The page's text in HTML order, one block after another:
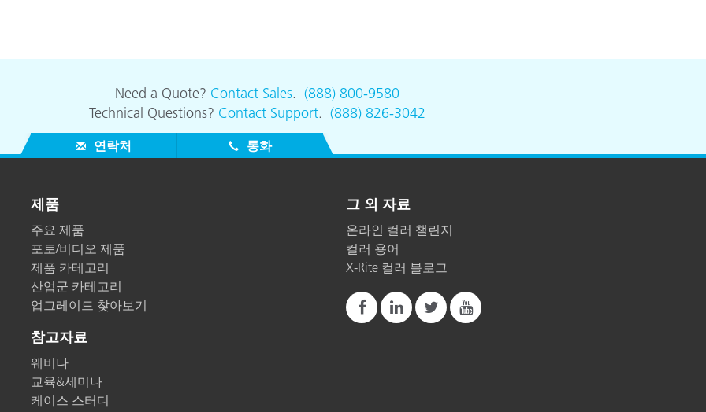
건축 자재
내구재
Need a Quote? Contact Sales. (888) 800-9580
Technical Questions? Contact Support. (888) 826-3042
연락처 통화
제품
주요 제품
포토/비디오 제품
제품 카테고리
산업군 카테고리
업그레이드 찾아보기
참고자료
웨비나
교육&세미나
케이스 스터디
그 외 자료
온라인 컬러 챌린지
컬러 용어
X-Rite 컬러 블로그